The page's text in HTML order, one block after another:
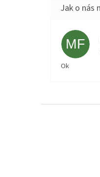
MF
Ok